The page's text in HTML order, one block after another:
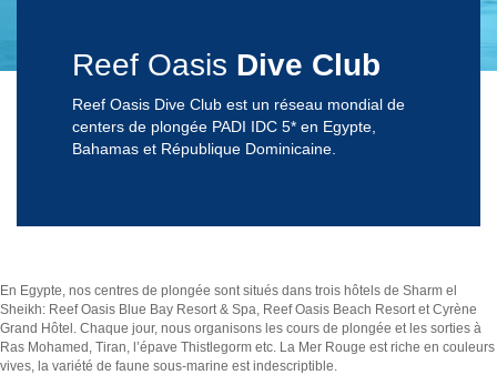
Reef Oasis Dive Club
Reef Oasis Dive Club est un réseau mondial de
centers de plongée PADI IDC 5* en Egypte,
Bahamas et République Dominicaine.
En Egypte, nos centres de plongée sont situés dans trois hôtels de Sharm el
Sheikh: Reef Oasis Blue Bay Resort & Spa, Reef Oasis Beach Resort et Cyrène
Grand Hôtel. Chaque jour, nous organisons les cours de plongée et les sorties à
Ras Mohamed, Tiran, l’épave Thistlegorm etc. La Mer Rouge est riche en couleurs
vives, la variété de faune sous-marine est indescriptible.